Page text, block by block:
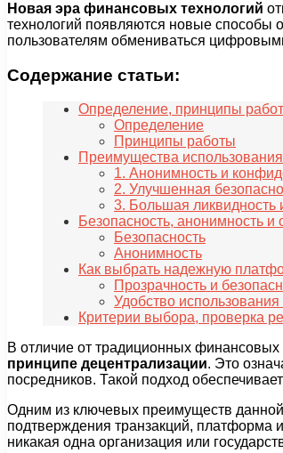
Новая эра финансовых технологий
технологий появляются новые способы
пользователям обмениваться
Содержание статьи:
Определение, принципы
Определение
Принципы работы
Преимущества
1. Анонимность и
2. Улучшенная
3. Большая ликвидность
Безопасность, анонимность и
Безопасность
Анонимность
Как выбрать надежную
Прозрачность и
Удобство
Критерии выбора, проверка
В отличие от традиционных
принципе децентрализации. Это
посредников. Такой подход
Одним из ключевых преимуществ
подтверждения транзакций, платформа
никакая одна организация или